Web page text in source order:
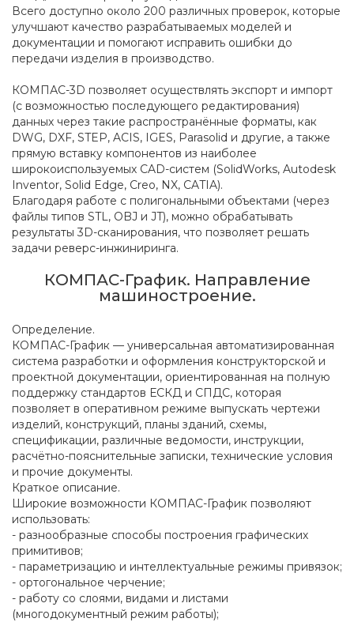
Всего доступно около 200 различных проверок, которые
улучшают качество разрабатываемых моделей и
документации и помогают исправить ошибки до
передачи изделия в производство.
КОМПАС-3D позволяет осуществлять экспорт и импорт
(с возможностью последующего редактирования)
данных через такие распространённые форматы, как
DWG, DXF, STEP, ACIS, IGES, Parasolid и другие, а также
прямую вставку компонентов из наиболее
широкоиспользуемых CAD-систем (SolidWorks, Autodesk
Inventor, Solid Edge, Creo, NX, CATIA).
Благодаря работе с полигональными объектами (через
файлы типов STL, OBJ и JT), можно обрабатывать
результаты 3D-сканирования, что позволяет решать
задачи реверс-инжиниринга.
КОМПАС-График. Направление
машиностроение.
Определение.
КОМПАС-График — универсальная автоматизированная
система разработки и оформления конструкторской и
проектной документации, ориентированная на полную
поддержку стандартов ЕСКД и СПДС, которая
позволяет в оперативном режиме выпускать чертежи
изделий, конструкций, планы зданий, схемы,
спецификации, различные ведомости, инструкции,
расчётно-пояснительные записки, технические условия
и прочие документы.
Краткое описание.
Широкие возможности КОМПАС-График позволяют
использовать:
- разнообразные способы построения графических
примитивов;
- параметризацию и интеллектуальные режимы привязок;
- ортогональное черчение;
- работу со слоями, видами и листами
(многодокументный режим работы);